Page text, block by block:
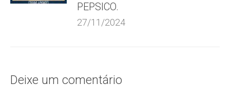
PEPSICO.
27/11/2024
Deixe um comentário